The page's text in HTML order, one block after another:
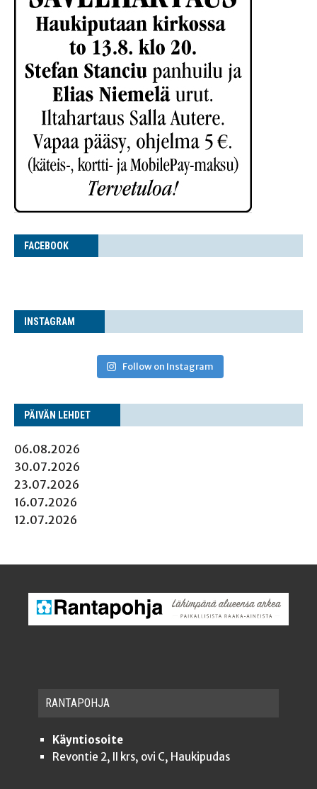
FACE­BOOK
INS­TA­GRAM
Follow on Instagram
PÄI­VÄN LEHDET
06.08.2026
30.07.2026
23.07.2026
16.07.2026
12.07.2026
RAN­TA­POH­JA
Käyntiosoite
Revontie 2, II krs, ovi C, Haukipudas